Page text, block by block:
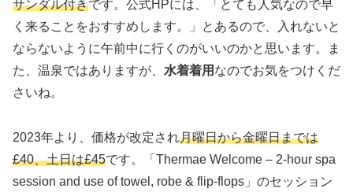
サンダル付きです。公式HPには、「とても人気なので早
く来ることをおすすめします。」とあるので、入れないと
ならないように午前中に行くのがいいのかと思います。ま
た、温泉ではありますが、 水着着用 なのでお気をつけくだ
さいね。
2023年より、価格が改定され月曜日から金曜日までは
£40、土日は£45です。「Thermae Welcome – 2-hour spa
session and use of towel, robe & flip-flops」のセッション